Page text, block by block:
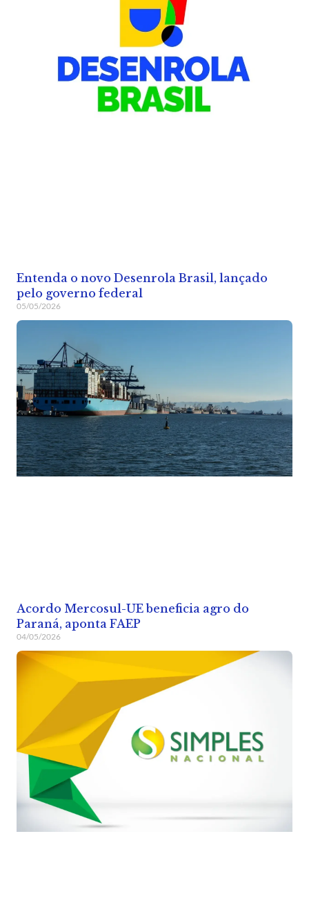
Entenda o novo Desenrola Brasil, lançado
pelo governo federal
05/05/2026
Acordo Mercosul-UE beneficia agro do
Paraná, aponta FAEP
04/05/2026